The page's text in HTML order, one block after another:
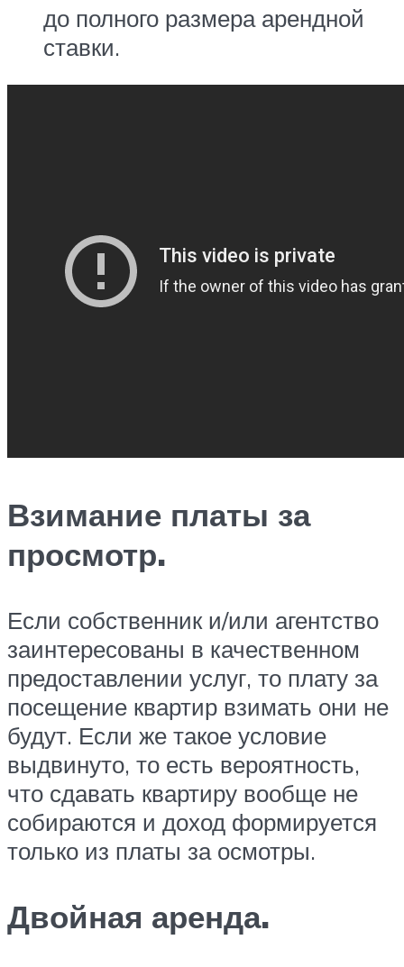
до полного размера арендной
ставки.
Взимание платы за
просмотр.
Если собственник и/или агентство
заинтересованы в качественном
предоставлении услуг, то плату за
посещение квартир взимать они не
будут. Если же такое условие
выдвинуто, то есть вероятность,
что сдавать квартиру вообще не
собираются и доход формируется
только из платы за осмотры.
Двойная аренда.